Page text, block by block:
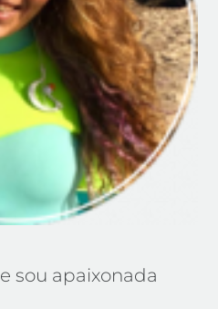
e sou apaixonada